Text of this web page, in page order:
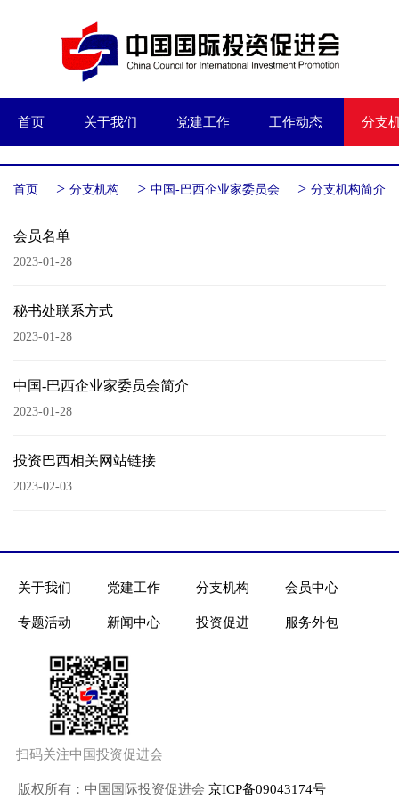
首页 关于我们 党建工作 工作动态 分支
首页 > 分支机构 > 中国-巴西企业家委员会 > 分支机构简介
会员名单
2023-01-28
秘书处联系方式
2023-01-28
中国-巴西企业家委员会简介
2023-01-28
投资巴西相关网站链接
2023-02-03
关于我们 党建工作 分支机构 会员中心
专题活动 新闻中心 投资促进 服务外包
扫码关注中国投资促进会
版权所有：中国国际投资促进会 京ICP备09043174号